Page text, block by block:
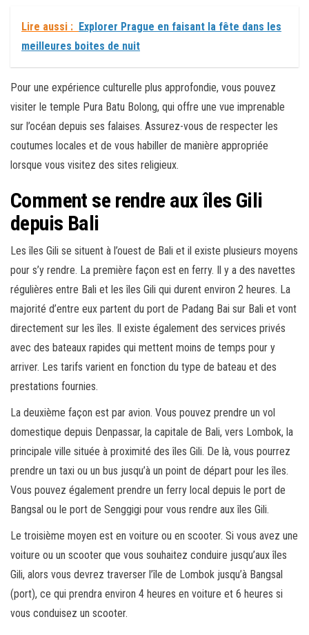
Lire aussi : Explorer Prague en faisant la fête dans les
meilleures boites de nuit
Pour une expérience culturelle plus approfondie, vous pouvez
visiter le temple Pura Batu Bolong, qui offre une vue imprenable
sur l’océan depuis ses falaises. Assurez-vous de respecter les
coutumes locales et de vous habiller de manière appropriée
lorsque vous visitez des sites religieux.
Comment se rendre aux îles Gili
depuis Bali
Les îles Gili se situent à l’ouest de Bali et il existe plusieurs moyens
pour s’y rendre. La première façon est en ferry. Il y a des navettes
régulières entre Bali et les îles Gili qui durent environ 2 heures. La
majorité d’entre eux partent du port de Padang Bai sur Bali et vont
directement sur les îles. Il existe également des services privés
avec des bateaux rapides qui mettent moins de temps pour y
arriver. Les tarifs varient en fonction du type de bateau et des
prestations fournies.
La deuxième façon est par avion. Vous pouvez prendre un vol
domestique depuis Denpassar, la capitale de Bali, vers Lombok, la
principale ville située à proximité des îles Gili. De là, vous pourrez
prendre un taxi ou un bus jusqu’à un point de départ pour les îles.
Vous pouvez également prendre un ferry local depuis le port de
Bangsal ou le port de Senggigi pour vous rendre aux îles Gili.
Le troisième moyen est en voiture ou en scooter. Si vous avez une
voiture ou un scooter que vous souhaitez conduire jusqu’aux îles
Gili, alors vous devrez traverser l’île de Lombok jusqu’à Bangsal
(port), ce qui prendra environ 4 heures en voiture et 6 heures si
vous conduisez un scooter.